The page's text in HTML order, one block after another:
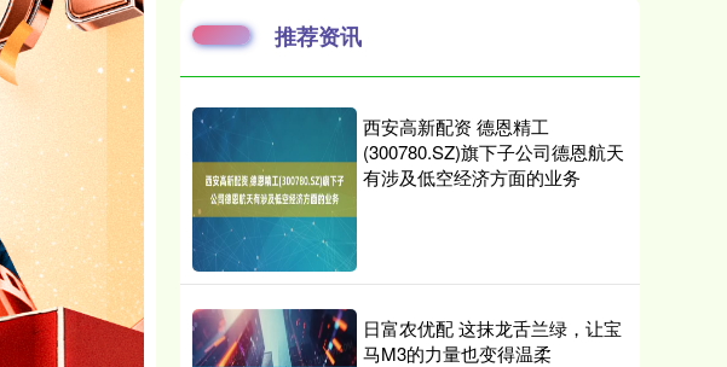
推荐资讯
西安高新配资 德恩精工
(300780.SZ)旗下子公司德恩航天
有涉及低空经济方面的业务
日富农优配 这抹龙舌兰绿，让宝
马M3的力量也变得温柔